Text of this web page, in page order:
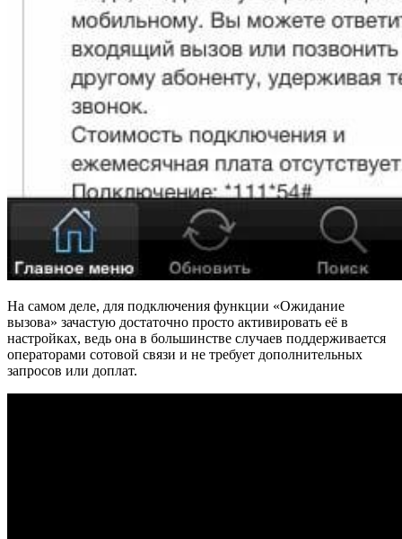
На самом деле, для подключения функции «Ожидание
вызова» зачастую достаточно просто активировать её в
настройках, ведь она в большинстве случаев поддерживается
операторами сотовой связи и не требует дополнительных
запросов или доплат.